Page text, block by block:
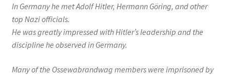
In Germany he met Adolf Hitler, Hermann Göring, and other
top Nazi officials.
He was greatly impressed with Hitler’s leadership and the
discipline he observed in Germany.
Many of the Ossewabrandwag members were imprisoned by